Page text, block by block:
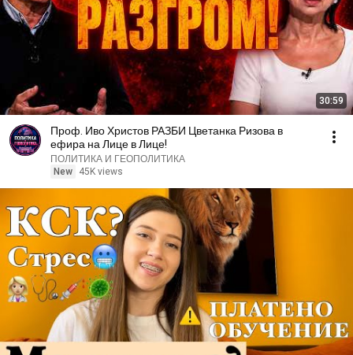
30:59
Проф. Иво Христов РАЗБИ Цветанка Ризова в
ефира на Лице в Лице!
ПОЛИТИКА И ГЕОПОЛИТИКА
New
45K views